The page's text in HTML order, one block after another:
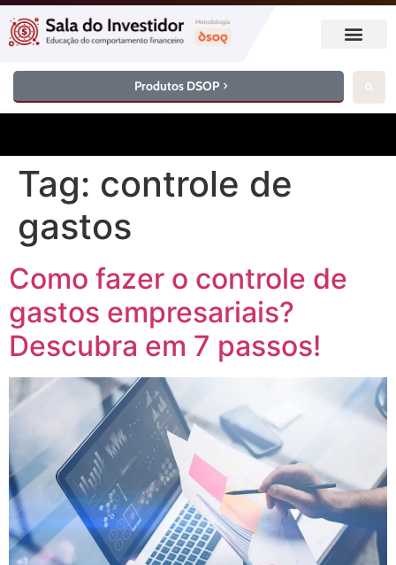
Produtos DSOP
Tag: controle de
gastos
Como fazer o controle de
gastos empresariais?
Descubra em 7 passos!